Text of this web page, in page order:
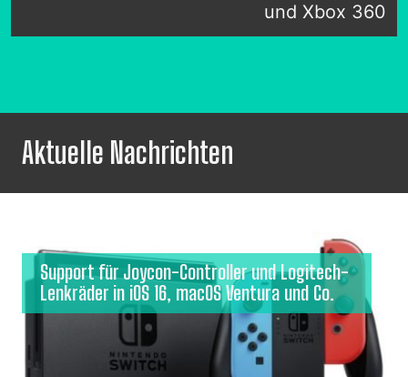
und Xbox 360
Aktuelle Nachrichten
Support für Joycon-Controller und Logitech-
Lenkräder in iOS 16, macOS Ventura und Co.